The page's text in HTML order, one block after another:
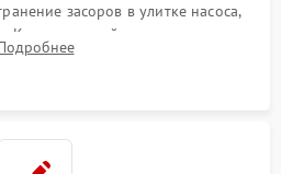
засоров в улитке насоса,
Компонентный ремонт платы
поврежденной проводки.